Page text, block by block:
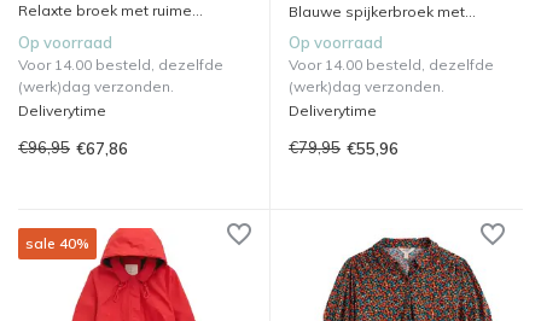
Relaxte broek met ruime...
Op voorraad
Voor 14.00 besteld, dezelfde
(werk)dag verzonden.
Deliverytime
€96,95 €67,86
Blauwe spijkerbroek met...
Op voorraad
Voor 14.00 besteld, dezelfde
(werk)dag verzonden.
Deliverytime
€79,95 €55,96
sale 40%